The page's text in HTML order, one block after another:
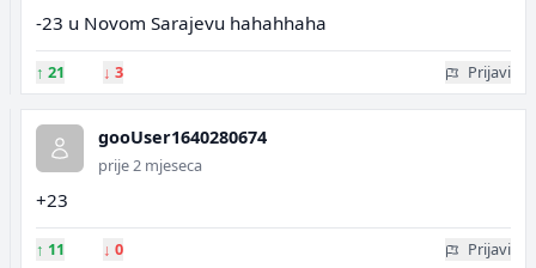
-23 u Novom Sarajevu hahahhaha
↑ 21 ↓ 3 Prijavi
gooUser1640280674
prije 2 mjeseca
+23
↑ 11 ↓ 0 Prijavi